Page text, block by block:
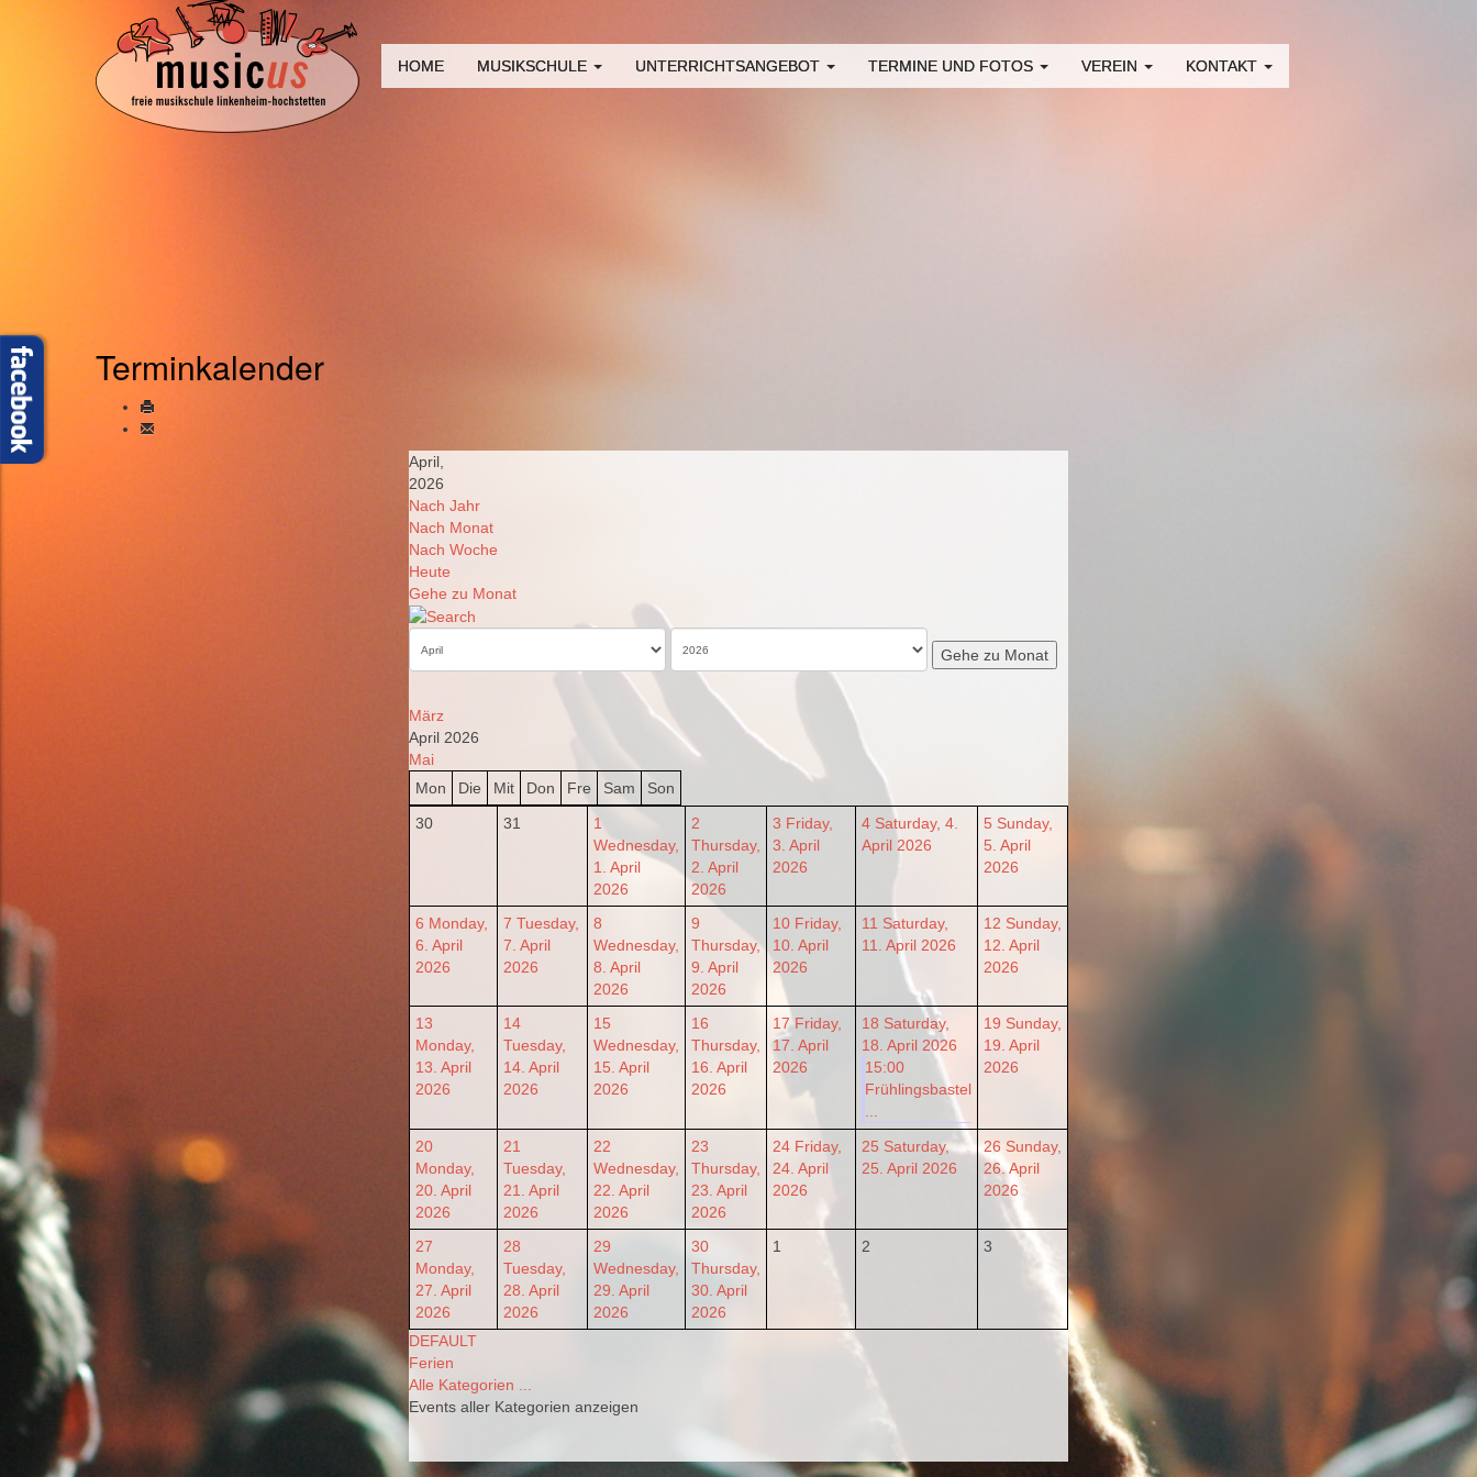
HOME MUSIKSCHULE UNTERRICHTSANGEBOT TERMINE UND FOTOS VEREIN KONTAKT
Terminkalender
April,
2026
Nach Jahr
Nach Monat
Nach Woche
Heute
Gehe zu Monat
Gehe zu Monat
März
April 2026
Mai
Mon
Die Mit Don Fre Sam
Son
30
31
1
Wednesday,
1. April
2026
2
Thursday,
2. April
2026
3 Friday,
3. April
2026
4 Saturday, 4.
April 2026
5 Sunday,
5. April
2026
6 Monday,
6. April
2026
7 Tuesday,
7. April
2026
8
Wednesday,
8. April
2026
9
Thursday,
9. April
2026
10 Friday,
10. April
2026
11 Saturday,
11. April 2026
12 Sunday,
12. April
2026
13
Monday,
13. April
2026
14
Tuesday,
14. April
2026
15
Wednesday,
15. April
2026
16
Thursday,
16. April
2026
17 Friday,
17. April
2026
18 Saturday,
18. April 2026
15:00
Frühlingsbastel
...
19 Sunday,
19. April
2026
20
Monday,
20. April
2026
21
Tuesday,
21. April
2026
22
Wednesday,
22. April
2026
23
Thursday,
23. April
2026
24 Friday,
24. April
2026
25 Saturday,
25. April 2026
26 Sunday,
26. April
2026
27
Monday,
27. April
2026
28
Tuesday,
28. April
2026
29
Wednesday,
29. April
2026
30
Thursday,
30. April
2026
1 2 3
DEFAULT
Ferien
Alle Kategorien ...
Events aller Kategorien anzeigen